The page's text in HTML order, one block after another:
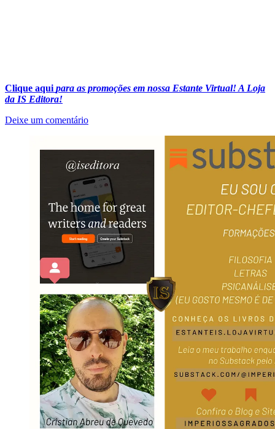
Clique aqui para as promoções em nossa Estante Virtual! A Loja
da IS Editora!
Deixe um comentário